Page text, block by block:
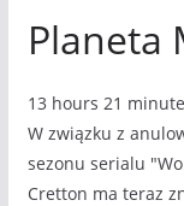
Planeta
13 hours 21
W związku z
sezonu serialu
Cretton ma teraz